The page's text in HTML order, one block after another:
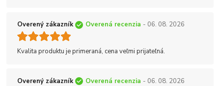
Overený zákazník Overená recenzia - 06. 08. 2026
Kvalita produktu je primeraná, cena veľmi prijateľná.
Overený zákazník Overená recenzia - 06. 08. 2026